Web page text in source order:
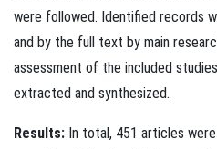
were followed. Identified records
and by the full text by main
assessment of the included
extracted and synthesized.
Results: In total, 451 articles